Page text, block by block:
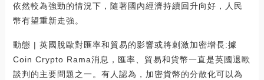
依然較為強勁的情況下，隨著國內經濟持續回升向好，人民
幣有望重新走強。
動態 | 英國脫歐對匯率和貿易的影響或將刺激加密增長:據
Coin Crypto Rama消息，匯率、貿易和貨幣一直是英國退歐
談判的主要問題之一。有人認為，加密貨幣的分散化可以為